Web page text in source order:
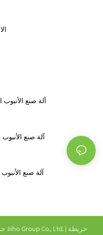
آلة صنع الأنبوب
آلة صنع
آلة صنع
جميع الحقوق محفوظة © 2026 لشركة Jiiho Group Co., Ltd. |